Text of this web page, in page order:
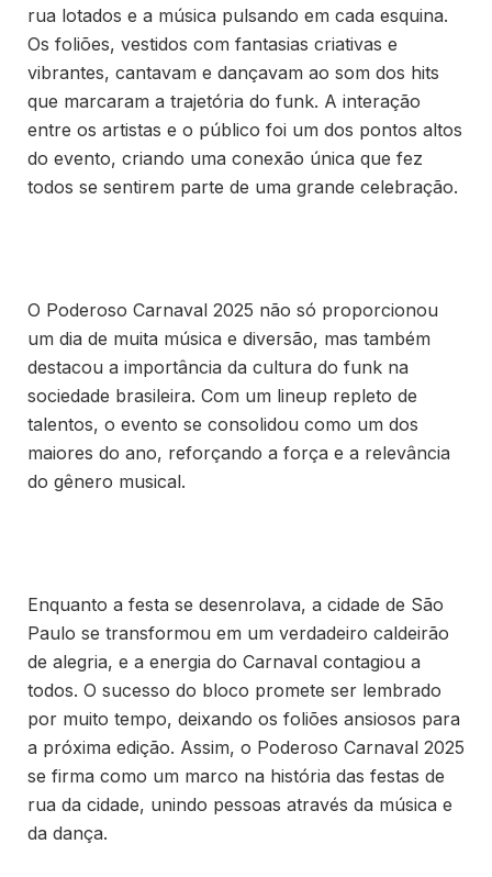
rua lotados e a música pulsando em cada esquina.
Os foliões, vestidos com fantasias criativas e
vibrantes, cantavam e dançavam ao som dos hits
que marcaram a trajetória do funk. A interação
entre os artistas e o público foi um dos pontos altos
do evento, criando uma conexão única que fez
todos se sentirem parte de uma grande celebração.
O Poderoso Carnaval 2025 não só proporcionou
um dia de muita música e diversão, mas também
destacou a importância da cultura do funk na
sociedade brasileira. Com um lineup repleto de
talentos, o evento se consolidou como um dos
maiores do ano, reforçando a força e a relevância
do gênero musical.
Enquanto a festa se desenrolava, a cidade de São
Paulo se transformou em um verdadeiro caldeirão
de alegria, e a energia do Carnaval contagiou a
todos. O sucesso do bloco promete ser lembrado
por muito tempo, deixando os foliões ansiosos para
a próxima edição. Assim, o Poderoso Carnaval 2025
se firma como um marco na história das festas de
rua da cidade, unindo pessoas através da música e
da dança.